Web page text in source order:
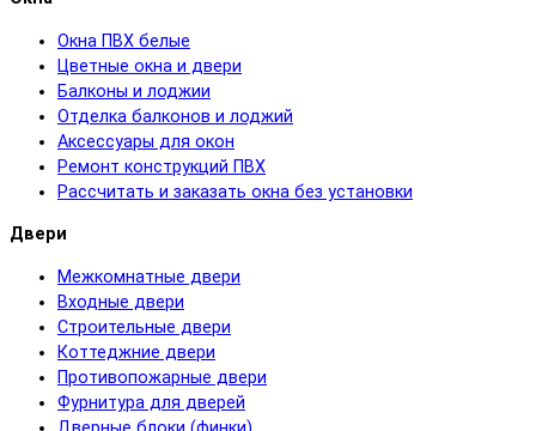
Окна ПВХ белые
Цветные окна и двери
Балконы и лоджии
Отделка балконов и лоджий
Аксессуары для окон
Ремонт конструкций ПВХ
Рассчитать и заказать окна без установки
Двери
Межкомнатные двери
Входные двери
Строительные двери
Коттеджние двери
Противопожарные двери
Фурнитура для дверей